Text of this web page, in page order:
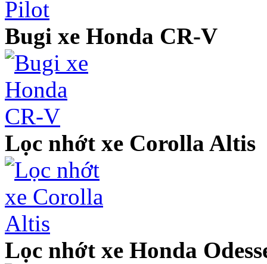
Bugi xe Honda CR-V
Lọc nhớt xe Corolla Altis
Lọc nhớt xe Honda